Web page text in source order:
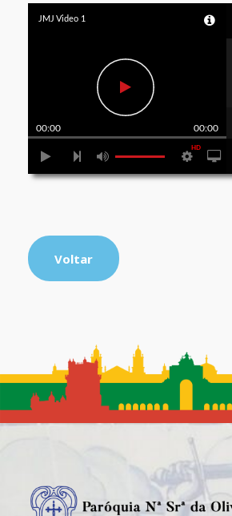
00:00 00:00
HD
JMJ Video 1
Voltar